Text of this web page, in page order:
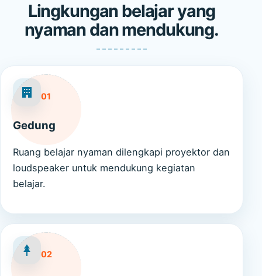
Lingkungan belajar yang
nyaman dan mendukung.
01
Gedung
Ruang belajar nyaman dilengkapi proyektor dan
loudspeaker untuk mendukung kegiatan
belajar.
02